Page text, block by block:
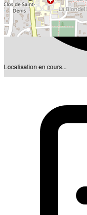
Localisation en cours...